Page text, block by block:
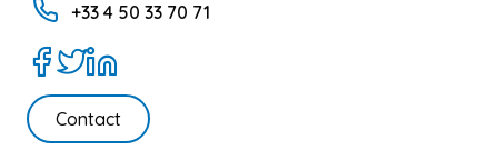
+33 4 50 33 70 71
Contact